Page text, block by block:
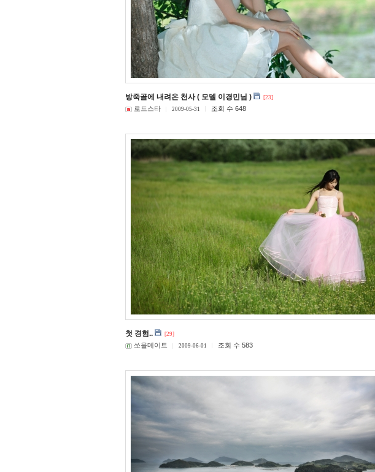
방죽골에 내려온 천사 ( 모델 이경민님 ) [23]
로드스타 2009-05-31 조회 수 648
첫 경험.. [29]
쏘울메이트 2009-06-01 조회 수 583